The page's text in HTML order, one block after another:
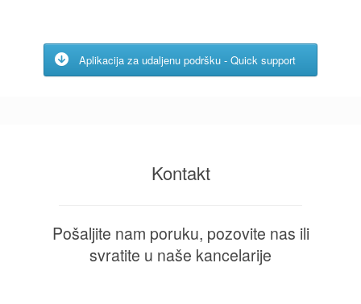
Aplikacija za udaljenu podršku - Quick support
Kontakt
Pošaljite nam poruku, pozovite nas ili
svratite u naše kancelarije